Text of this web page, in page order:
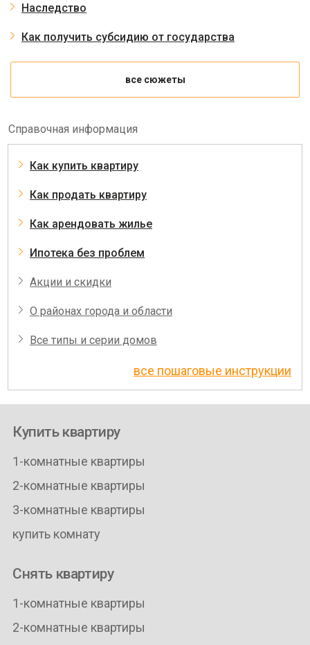
Наследство
Как получить субсидию от государства
все сюжеты
Справочная информация
Как купить квартиру
Как продать квартиру
Как арендовать жилье
Ипотека без проблем
Акции и скидки
О районах города и области
Все типы и серии домов
все пошаговые инструкции
Купить квартиру
1-комнатные квартиры
2-комнатные квартиры
3-комнатные квартиры
купить комнату
Снять квартиру
1-комнатные квартиры
2-комнатные квартиры